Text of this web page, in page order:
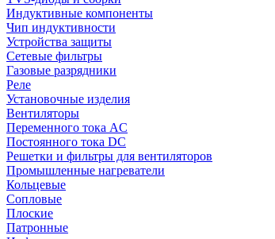
Индуктивные компоненты
Чип индуктивности
Устройства защиты
Сетевые фильтры
Газовые разрядники
Реле
Установочные изделия
Вентиляторы
Переменного тока AC
Постоянного тока DC
Решетки и фильтры для вентиляторов
Промышленные нагреватели
Кольцевые
Сопловые
Плоские
Патронные